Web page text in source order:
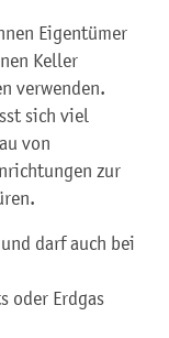
Eigentümer
Keller
verwenden.
sich viel
von
zur
darf auch bei
oder Erdgas